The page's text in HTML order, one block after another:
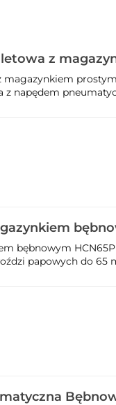
z
napędem
bębnowym
papowych do 65